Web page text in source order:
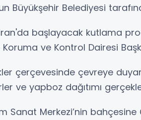
Büyükşehir Belediyesi
başlayacak kutlama
ve Kontrol Dairesi
çerçevesinde çevreye
ve yapboz dağıtımı
Sanat Merkezi’nin